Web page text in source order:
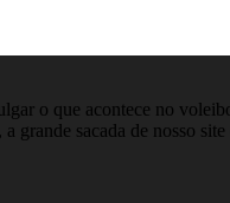
o que acontece no
grande sacada de nosso